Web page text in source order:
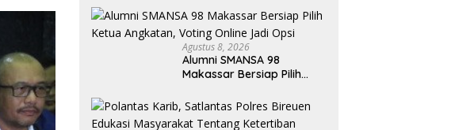
Agustus 8, 2026
Alumni SMANSA 98
Makassar Bersiap Pilih
Online Jadi Opsi